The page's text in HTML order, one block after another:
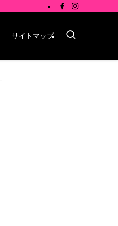
サイトマップ